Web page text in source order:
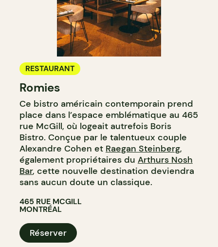
RESTAURANT
Romies
Ce bistro américain contemporain prend
place dans l’espace emblématique au 465
rue McGill, où logeait autrefois Boris
Bistro. Conçue par le talentueux couple
Alexandre Cohen et Raegan Steinberg,
également propriétaires du Arthurs Nosh
Bar, cette nouvelle destination deviendra
sans aucun doute un classique.
465 RUE MCGILL
MONTRÉAL
Réserver